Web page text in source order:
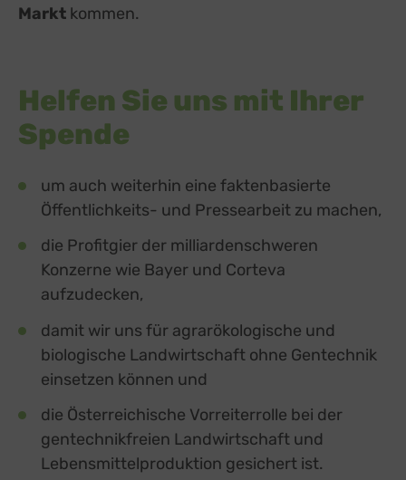
Markt kommen.
Helfen Sie uns mit Ihrer
Spende
um auch weiterhin eine faktenbasierte
Öffentlichkeits- und Pressearbeit zu machen,
die Profitgier der milliardenschweren
Konzerne wie Bayer und Corteva
aufzudecken,
damit wir uns für agrarökologische und
biologische Landwirtschaft ohne Gentechnik
einsetzen können und
die Österreichische Vorreiterrolle bei der
gentechnikfreien Landwirtschaft und
Lebensmittelproduktion gesichert ist.